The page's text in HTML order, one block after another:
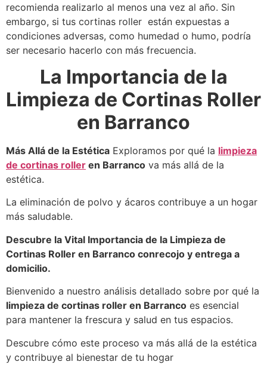
recomienda realizarlo al menos una vez al año. Sin
embargo, si tus cortinas roller están expuestas a
condiciones adversas, como humedad o humo, podría
ser necesario hacerlo con más frecuencia.
La Importancia de la
Limpieza de Cortinas Roller
en Barranco
Más Allá de la Estética Exploramos por qué la limpieza
de cortinas roller en Barranco va más allá de la
estética.
La eliminación de polvo y ácaros contribuye a un hogar
más saludable.
Descubre la Vital Importancia de la Limpieza de
Cortinas Roller en Barranco conrecojo y entrega a
domicilio.
Bienvenido a nuestro análisis detallado sobre por qué la
limpieza de cortinas roller en Barranco es esencial
para mantener la frescura y salud en tus espacios.
Descubre cómo este proceso va más allá de la estética
y contribuye al bienestar de tu hogar